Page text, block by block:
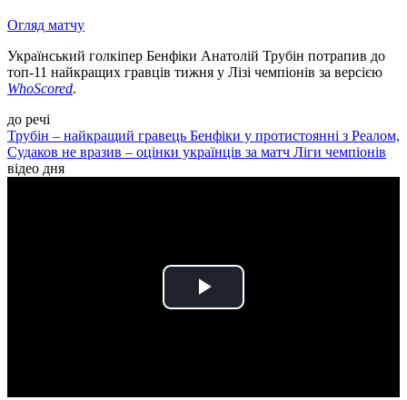
Огляд матчу
Український голкіпер Бенфіки Анатолій Трубін потрапив до
топ-11 найкращих гравців тижня у Лізі чемпіонів за версією
WhoScored.
до речі
Трубін – найкращий гравець Бенфіки у протистоянні з Реалом,
Судаков не вразив – оцінки українців за матч Ліги чемпіонів
відео дня
Play